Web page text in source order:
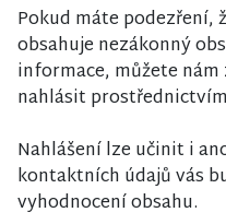
Pokud máte podezření,
obsahuje nezákonný
informace, můžete
nahlásit
Nahlášení lze učinit i
kontaktních údajů vás
vyhodnocení obsahu.